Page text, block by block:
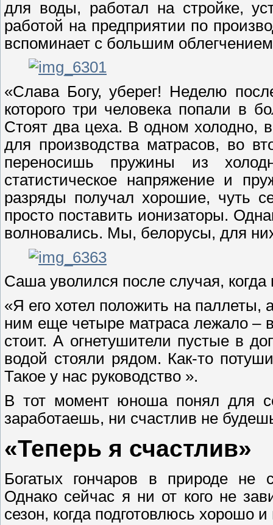
для воды, работал на стройке,
работой на предприятии по
вспоминает с большим
«Слава Богу, уберег! Неделю
которого три человека попали в
Стоят два цеха. В одном холодно,
для производства матрасов, во
переносишь пружины из
статистическое напряжение и
разряды получал хорошие, чуть
просто поставить ионизаторы.
волновались. Мы, белорусы, для
Саша уволился после случая, когда
«Я его хотел положить на
ним еще четыре матраса лежало –
стоит. А огнетушители пустые в
водой стояли рядом. Как-то
Такое у нас руководство ».
В тот момент юноша понял для
заработаешь, ни счастлив не
«Теперь я счастлив»
Богатых гончаров в природе не
Однако сейчас я ни от кого не
сезон, когда подготовлюсь хорошо